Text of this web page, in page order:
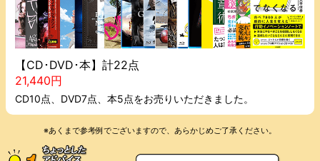
【CD･DVD･本】計22点
21,440円
CD10点、DVD7点、本5点をお売りいただきました。
※あくまで参考例でございますので、あらかじめご了承ください。